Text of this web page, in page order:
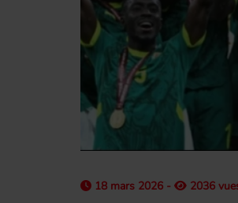
18 mars 2026 - 2036